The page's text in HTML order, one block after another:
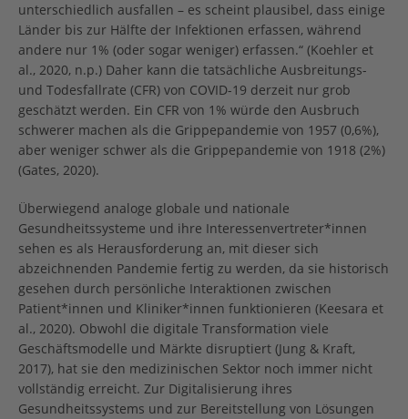
unterschiedlich ausfallen – es scheint plausibel, dass einige
Länder bis zur Hälfte der Infektionen erfassen, während
andere nur 1% (oder sogar weniger) erfassen.“ (Koehler et
al., 2020, n.p.) Daher kann die tatsächliche Ausbreitungs-
und Todesfallrate (CFR) von COVID-19 derzeit nur grob
geschätzt werden. Ein CFR von 1% würde den Ausbruch
schwerer machen als die Grippepandemie von 1957 (0,6%),
aber weniger schwer als die Grippepandemie von 1918 (2%)
(Gates, 2020).
Überwiegend analoge globale und nationale
Gesundheitssysteme und ihre Interessenvertreter*innen
sehen es als Herausforderung an, mit dieser sich
abzeichnenden Pandemie fertig zu werden, da sie historisch
gesehen durch persönliche Interaktionen zwischen
Patient*innen und Kliniker*innen funktionieren (Keesara et
al., 2020). Obwohl die digitale Transformation viele
Geschäftsmodelle und Märkte disruptiert (Jung & Kraft,
2017), hat sie den medizinischen Sektor noch immer nicht
vollständig erreicht. Zur Digitalisierung ihres
Gesundheitssystems und zur Bereitstellung von Lösungen